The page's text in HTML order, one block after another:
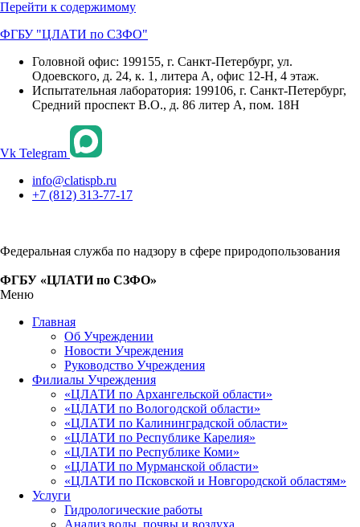
Перейти к содержимому
ФГБУ "ЦЛАТИ по СЗФО"
Головной офис: 199155, г. Санкт-Петербург, ул.
Одоевского, д. 24, к. 1, литера А, офис 12-Н, 4 этаж.
Испытательная лаборатория: 199106, г. Санкт-Петербург,
Средний проспект В.О., д. 86 литер А, пом. 18Н
Vk Telegram
info@clatispb.ru
+7 (812) 313-77-17
Федеральная служба по надзору в сфере природопользования
ФГБУ «ЦЛАТИ по СЗФО»
Меню
Главная
Об Учреждении
Новости Учреждения
Руководство Учреждения
Филиалы Учреждения
«ЦЛАТИ по Архангельской области»
«ЦЛАТИ по Вологодской области»
«ЦЛАТИ по Калининградской области»
«ЦЛАТИ по Республике Карелия»
«ЦЛАТИ по Республике Коми»
«ЦЛАТИ по Мурманской области»
«ЦЛАТИ по Псковской и Новгородской областям»
Услуги
Гидрологические работы
Анализ воды, почвы и воздуха